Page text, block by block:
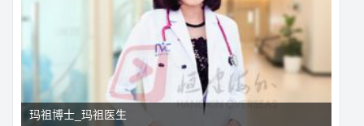
玛祖博士_玛祖医生